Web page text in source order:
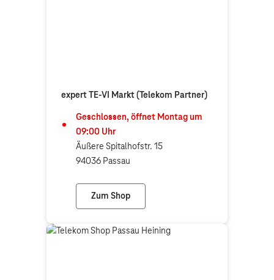
expert TE-VI Markt (Telekom Partner)
Geschlossen, öffnet Montag um
09:00 Uhr
Äußere Spitalhofstr. 15
94036 Passau
Zum Shop
expert TE-VI Markt (Telekom Partner)